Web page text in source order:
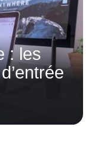
: les